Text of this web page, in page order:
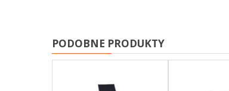
PODOBNE PRODUKTY